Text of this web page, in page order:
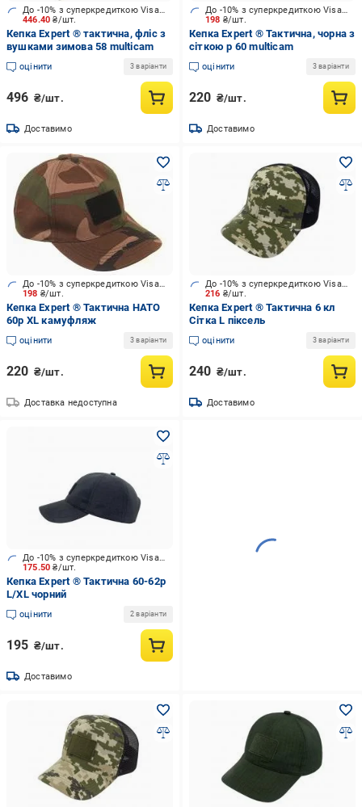
446.40₴/шт.
До -10% з суперкредиткою Visa Вигода
Кепка Expert ® тактична, фліс з
вушками зимова 58 multicam
оцінити 3 варіанти
496 ₴/шт.
Доставимо
198 ₴/шт.
До -10% з суперкредиткою Visa Вигода
Кепка Expert ® Тактична, чорна з
сіткою р 60 multicam
оцінити 3 варіанти
220 ₴/шт.
Доставимо
198 ₴/шт.
До -10% з суперкредиткою Visa Вигода
Кепка Expert ® Тактична НАТО
60р XL камуфляж
оцінити 3 варіанти
220 ₴/шт.
Доставка недоступна
216 ₴/шт.
До -10% з суперкредиткою Visa Вигода
Кепка Expert ® Тактична 6 кл
Сітка L піксель
оцінити 3 варіанти
240 ₴/шт.
Доставимо
175.50₴/шт.
До -10% з суперкредиткою Visa Вигода
Кепка Expert ® Тактична 60-62р
L/XL чорний
оцінити 2 варіанти
195 ₴/шт.
Доставимо